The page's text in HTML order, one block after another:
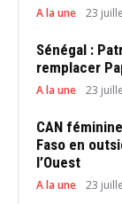
A la une 23
Sénégal :
remplacer
A la une 23
CAN
Faso en
l’Ouest
A la une 23